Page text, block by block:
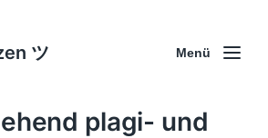
ツ Menü
plagi- und